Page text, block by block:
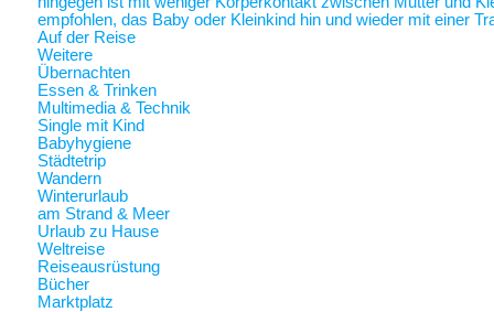
empfohlen, das Baby oder Kleinkind hin und wieder mit einer
Auf der Reise
Weitere
Übernachten
Essen & Trinken
Multimedia & Technik
Single mit Kind
Babyhygiene
Städtetrip
Wandern
Winterurlaub
am Strand & Meer
Urlaub zu Hause
Weltreise
Reiseausrüstung
Bücher
Marktplatz